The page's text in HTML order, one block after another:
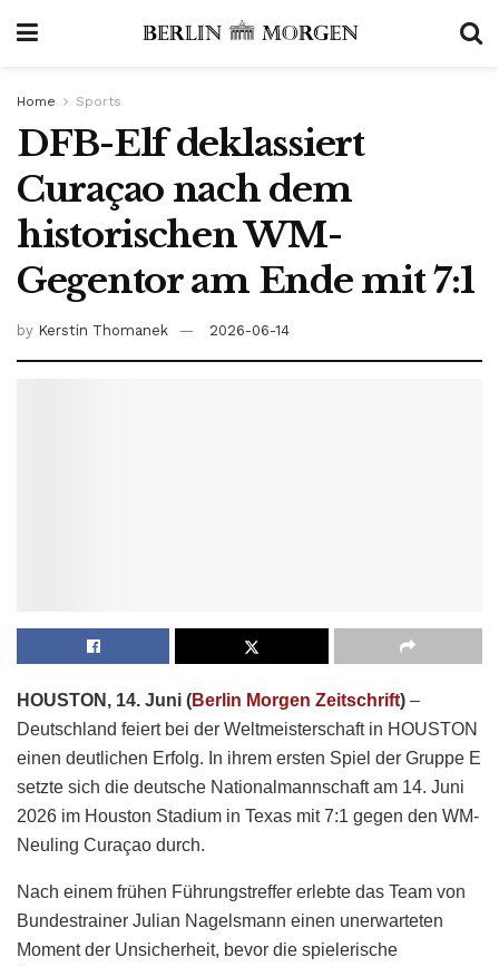
Home Sports
DFB-Elf deklassiert
Curaçao nach dem
historischen WM-
Gegentor am Ende mit 7:1
by Kerstin Thomanek 2026-06-14
HOUSTON, 14. Juni (Berlin Morgen Zeitschrift) –
Deutschland feiert bei der Weltmeisterschaft in HOUSTON
einen deutlichen Erfolg. In ihrem ersten Spiel der Gruppe E
setzte sich die deutsche Nationalmannschaft am 14. Juni
2026 im Houston Stadium in Texas mit 7:1 gegen den WM-
Neuling Curaçao durch.
Nach einem frühen Führungstreffer erlebte das Team von
Bundestrainer Julian Nagelsmann einen unerwarteten
Moment der Unsicherheit, bevor die spielerische